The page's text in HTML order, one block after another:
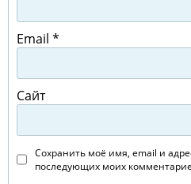
Email *
Сайт
Сохранить моё имя, email и
последующих моих